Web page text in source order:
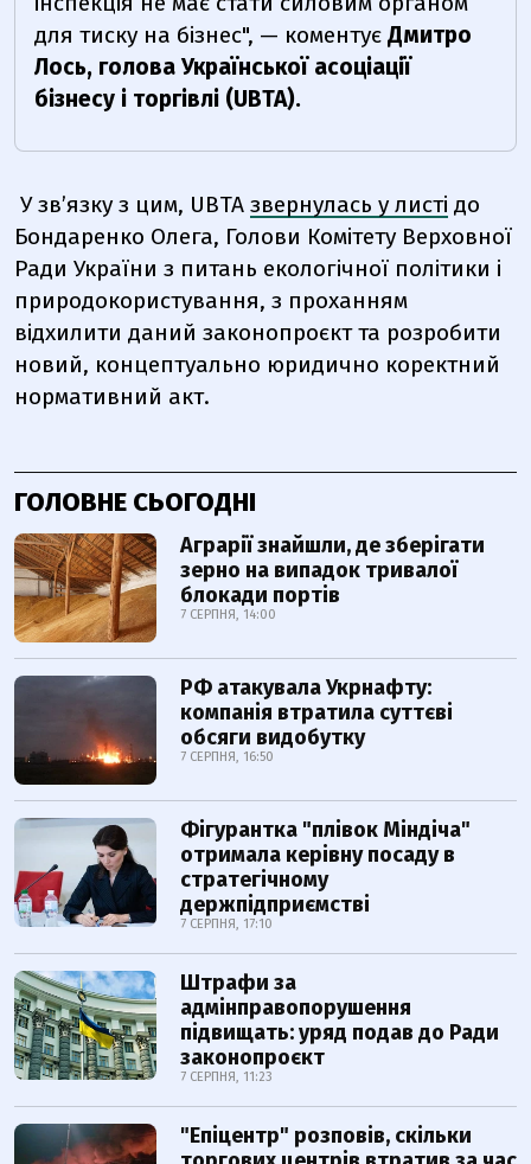
для тиску на бізнес", — коментує Дмитро
Лось, голова Української асоціації
бізнесу і торгівлі (UBTA).
У зв’язку з цим, UBTA звернулась у листі до
Бондаренко Олега, Голови Комітету Верховної
Ради України з питань екологічної політики і
природокористування, з проханням
відхилити даний законопроєкт та розробити
новий, концептуально юридично коректний
нормативний акт.
ГОЛОВНЕ СЬОГОДНІ
Аграрії знайшли, де зберігати
зерно на випадок тривалої
блокади портів
7 СЕРПНЯ, 14:00
РФ атакувала Укрнафту:
компанія втратила суттєві
обсяги видобутку
7 СЕРПНЯ, 16:50
Фігурантка "плівок Міндіча"
отримала керівну посаду в
стратегічному
держпідприємстві
7 СЕРПНЯ, 17:10
Штрафи за
адмінправопорушення
підвищать: уряд подав до Ради
законопроєкт
7 СЕРПНЯ, 11:23
"Епіцентр" розповів, скільки